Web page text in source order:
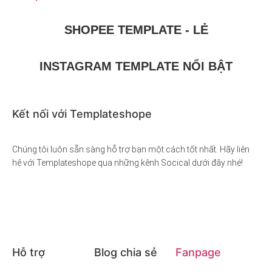
SHOPEE TEMPLATE - LẺ
INSTAGRAM TEMPLATE NỔI BẬT
Kết nối với Templateshope
Chúng tôi luôn sẵn sàng hỗ trợ bạn một cách tốt nhất. Hãy liên
hệ với Templateshope qua những kênh Socical dưới đây nhé!
Hỗ trợ Blog chia sẻ Fanpage